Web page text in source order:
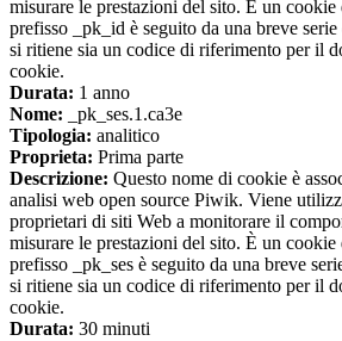
misurare le prestazioni del sito. È un
prefisso _pk_id è seguito da una breve
si ritiene sia un codice di riferimento per il
cookie.
Durata: 1 anno
Nome: _pk_ses.1.ca3e
Tipologia: analitico
Proprieta: Prima parte
Descrizione: Questo nome di cookie è
analisi web open source Piwik. Viene
proprietari di siti Web a monitorare il
misurare le prestazioni del sito. È un
prefisso _pk_ses è seguito da una breve
si ritiene sia un codice di riferimento per il
cookie.
Durata: 30 minuti